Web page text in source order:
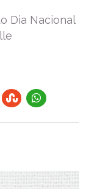
Dia Nacional